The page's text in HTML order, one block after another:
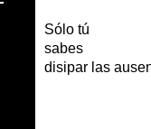
Sólo tú
sabes
disipar las